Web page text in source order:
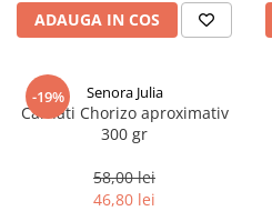
ADAUGA IN COS
-19% Senora Julia
Carnati Chorizo aproximativ
300 gr
58,00 lei
46,80 lei